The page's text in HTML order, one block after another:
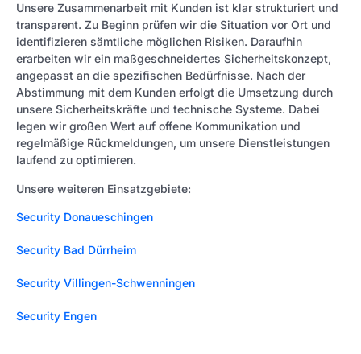
Unsere Zusammenarbeit mit Kunden ist klar strukturiert und
transparent. Zu Beginn prüfen wir die Situation vor Ort und
identifizieren sämtliche möglichen Risiken. Daraufhin
erarbeiten wir ein maßgeschneidertes Sicherheitskonzept,
angepasst an die spezifischen Bedürfnisse. Nach der
Abstimmung mit dem Kunden erfolgt die Umsetzung durch
unsere Sicherheitskräfte und technische Systeme. Dabei
legen wir großen Wert auf offene Kommunikation und
regelmäßige Rückmeldungen, um unsere Dienstleistungen
laufend zu optimieren.
Unsere weiteren Einsatzgebiete:
Security Donaueschingen
Security Bad Dürrheim
Security Villingen-Schwenningen
Security Engen